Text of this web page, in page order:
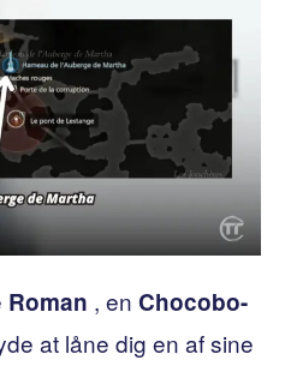
Roman , en Chocobo-
at låne dig en af ​​sine